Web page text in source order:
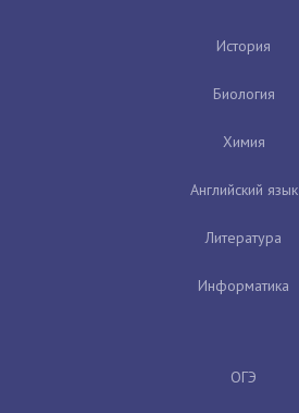
История
Биология
Химия
Английский язык
Литература
Информатика
ОГЭ